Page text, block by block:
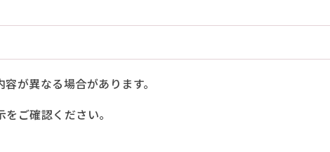
が異なる場合があります。
ご確認ください。